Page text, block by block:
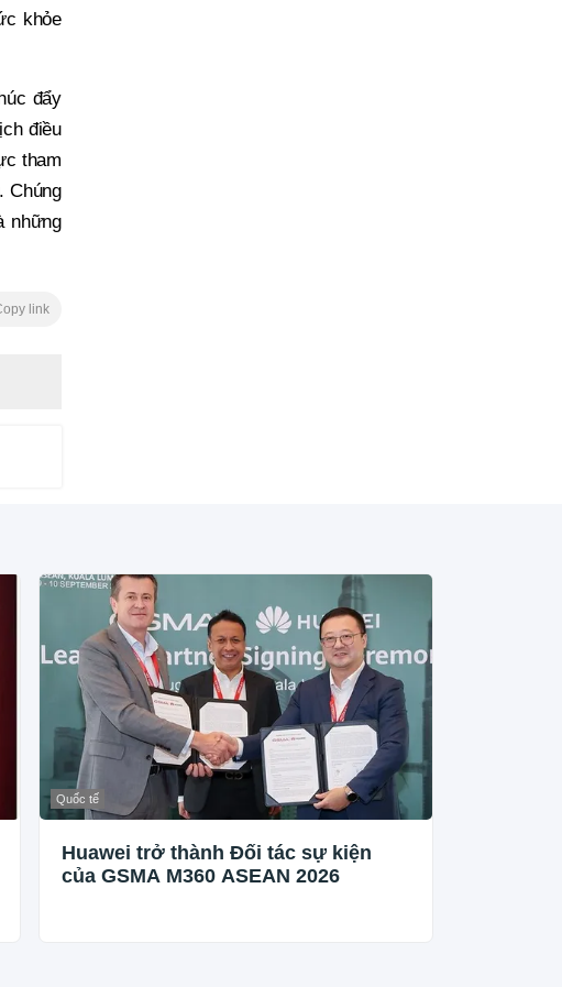
khỏe
đẩy
điều
tham
Chúng
những
link
Quốc tế
Huawei trở thành Đối tác sự kiện
của GSMA M360 ASEAN 2026